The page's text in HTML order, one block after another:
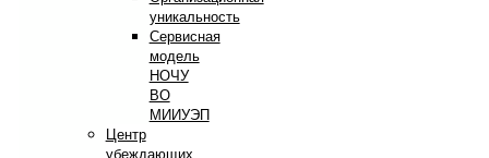
уникальность
Сервисная
модель
НОЧУ
ВО
МИИУЭП
Центр
убеждающих